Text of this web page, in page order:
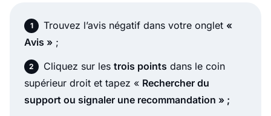
Trouvez l’avis négatif dans votre onglet «
Avis » ;
Cliquez sur les trois points dans le coin
supérieur droit et tapez « Rechercher du
support ou signaler une recommandation » ;